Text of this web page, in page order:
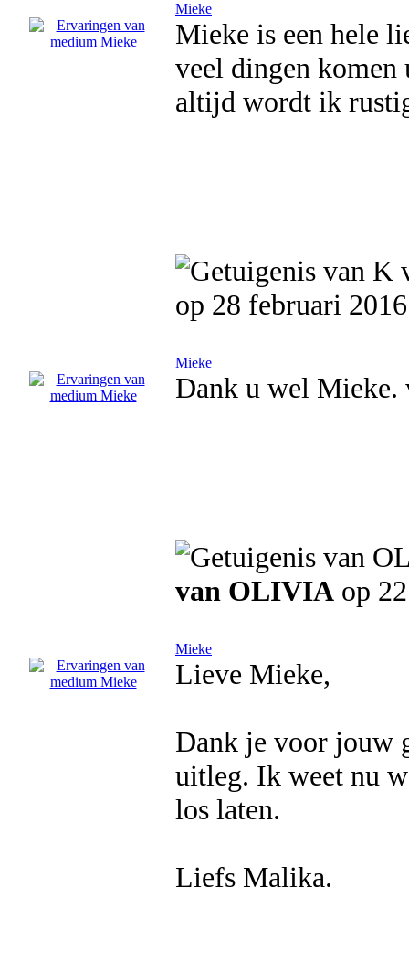
Mieke
Mieke is een hele
veel dingen komen
altijd wordt ik
op 28 februari 2016
Mieke
Dank u wel Mieke.
van OLIVIA op
Mieke
Lieve Mieke,
Dank je voor jouw
uitleg. Ik weet nu
los laten.
Liefs Malika.